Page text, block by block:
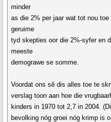
minder
as die 2% per jaar wat tot nou
geruime
tyd skepties oor die 2%-syfer en
meeste
demograwe se somme.
Voordat ons sê dis alles toe te
verslag toon aan hoe die
kinders in 1970 tot 2,7 in 2004.
bevolking nóg groei nóg krimp is